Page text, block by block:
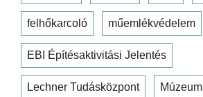
felhőkarcoló műemlékvédelem
EBI Építésaktivitási Jelentés
Lechner Tudásközpont Múzeum